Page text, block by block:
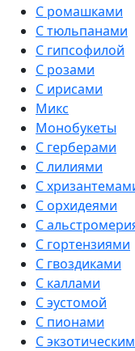
С ромашками
С тюльпанами
С гипсофилой
С розами
С ирисами
Микс
Монобукеты
С герберами
С лилиями
С
С орхидеями
С
С гортензиями
С гвоздиками
С каллами
С эустомой
С пионами
С